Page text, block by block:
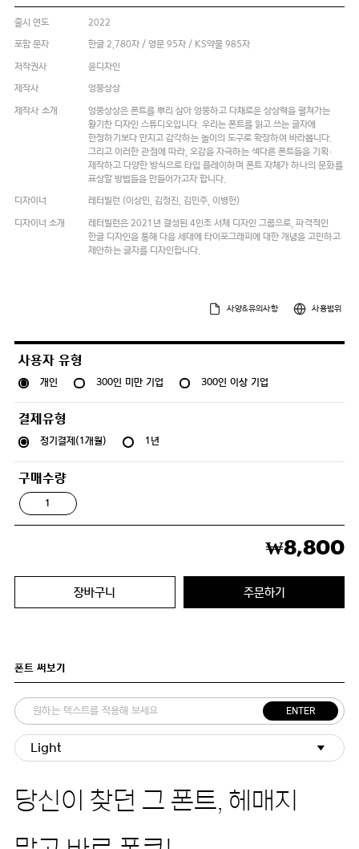
출시 연도
2022
포함 문자
한글 2,780자 / 영문 95자 / KS약물 985자
저작권사
윤디자인
제작사
엉뚱상상
제작사 소개
엉뚱상상은 폰트를 뿌리 삼아 엉뚱하고 다채로운 상상력을 펼쳐가는
활기찬 디자인 스튜디오입니다. 우리는 폰트를 읽고 쓰는 글자에
한정하기보다 만지고 감각하는 놀이의 도구로 확장하여 바라봅니다.
그리고 이러한 관점에 따라, 오감을 자극하는 색다른 폰트들을 기획·
제작하고 다양한 방식으로 타입 플레이하며 폰트 자체가 하나의 문화를
표상할 방법들을 만들어가고자 합니다.
디자이너
레터빌런 (이상민, 김정진, 김민주, 이병헌)
디자이너 소개
레터빌런은 2021년 결성된 4인조 서체 디자인 그룹으로, 파격적인
한글 디자인을 통해 다음 세대에 타이포그래피에 대한 개념을 고민하고
제안하는 글자를 디자인합니다.
사양&유의사항 사용범위
사용자 유형
개인
300인 미만 기업 300인 이상 기업
결제유형
정기결제(1개월)
1년
구매수량
₩8,800
장바구니 주문하기
폰트 써보기
ENTER
Light